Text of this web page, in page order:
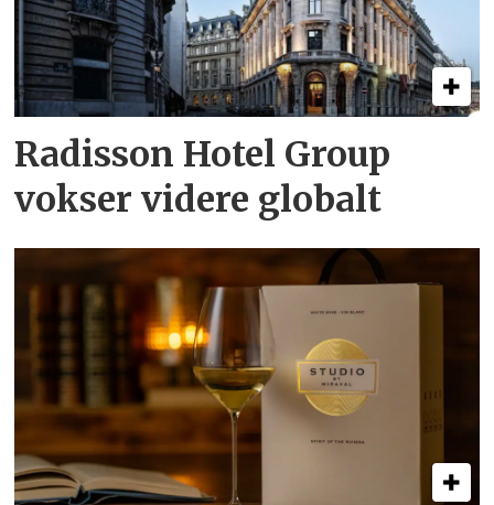
Radisson Hotel Group
vokser videre globalt